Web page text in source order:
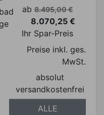
Verkaufspreis
ab 8.495,00 €
Preis
8.070,25 €
Ihr Spar-Preis
Preise inkl. ges.
MwSt.
absolut
versandkostenfrei
ALLE